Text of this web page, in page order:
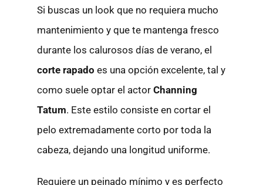
Si buscas un look que no requiera mucho
mantenimiento y que te mantenga fresco
durante los calurosos días de verano, el
corte rapado es una opción excelente, tal y
como suele optar el actorChanning
Tatum. Este estilo consiste en cortar el
pelo extremadamente corto por toda la
cabeza, dejando una longitud uniforme.
Requiere un peinado mínimo y es perfecto